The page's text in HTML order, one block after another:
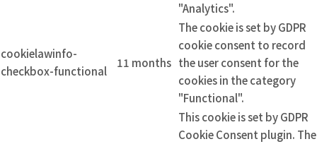
"Analytics".
cookielawinfo-
checkbox-functional
11 months
The cookie is set by GDPR
cookie consent to record
the user consent for the
cookies in the category
"Functional".
This cookie is set by GDPR
Cookie Consent plugin. The